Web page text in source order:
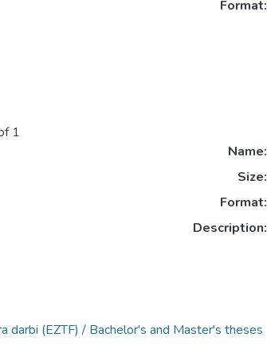
Format:
1
Name:
Size:
Format:
Description:
darbi (EZTF) / Bachelor's and Master's theses